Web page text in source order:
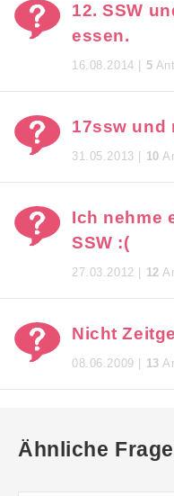
12. SSW
essen.
16.08.2014 | 5
17ssw und
31.05.2013 | 10
Ich nehme
SSW :(
27.03.2012 | 12
Nicht
08.06.2009 | 13
Ähnliche